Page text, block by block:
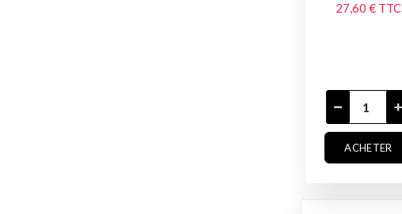
27,60 € TTC
ACHETER